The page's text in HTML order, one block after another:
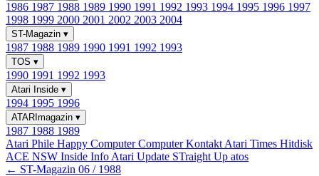
1986 1987 1988 1989 1990 1991 1992 1993 1994 1995 1996 1997
1998 1999 2000 2001 2002 2003 2004
ST-Magazin ▾
1987 1988 1989 1990 1991 1992 1993
TOS ▾
1990 1991 1992 1993
Atari Inside ▾
1994 1995 1996
ATARImagazin ▾
1987 1988 1989
Atari Phile Happy ComputerComputer Kontakt Atari Times Hitdisk
ACE NSW Inside Info Atari Update STraight Up atos
← ST-Magazin 06 / 1988